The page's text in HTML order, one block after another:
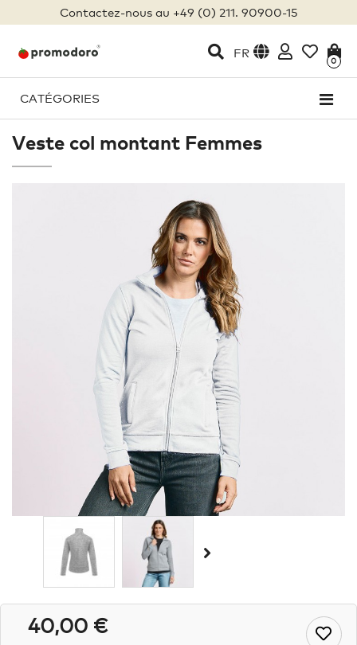
Contactez-nous au +49 (0) 211. 90900-15
FR
0
CATÉGORIES
Veste col montant Femmes
40,00 €